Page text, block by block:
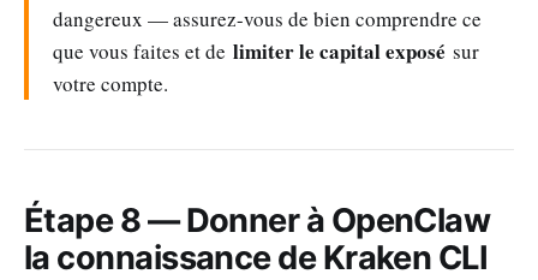
dangereux — assurez-vous de bien comprendre ce
que vous faites et de limiter le capital exposé sur
votre compte.
Étape 8 — Donner à OpenClaw
la connaissance de Kraken CLI